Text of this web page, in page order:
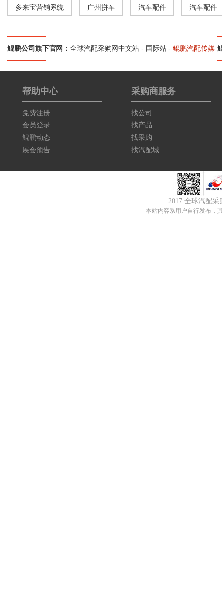
多来宝营销系统 广州拼车 汽车配件 汽车配件
鲲鹏公司旗下官网： 全球汽配采购网中文站 - 国际站 - 鲲鹏汽配传媒
帮助中心
免费注册
会员登录
鲲鹏动态
展会预告
采购商服务
找公司
找产品
找采购
找汽配城
2017 全球汽配
本站内容系用户自行发布，